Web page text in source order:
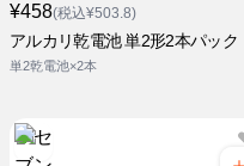
¥458(税込¥503.8)
アルカリ乾電池 単2形2本パック
単2乾電池×2本